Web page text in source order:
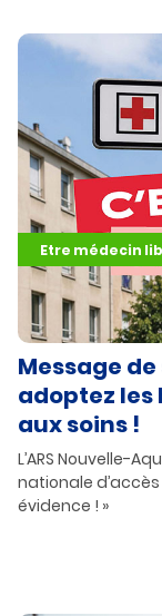
Message
adoptez les
aux soins !
L’ARS Nouvelle-
nationale d’accès
évidence ! »
Etre médecin